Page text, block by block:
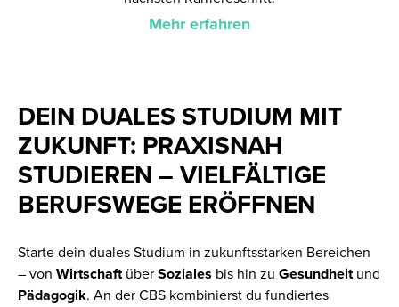
Mehr erfahren
DEIN DUALES STUDIUM MIT
ZUKUNFT: PRAXISNAH
STUDIEREN – VIELFÄLTIGE
BERUFSWEGE ERÖFFNEN
Starte dein duales Studium in zukunftsstarken Bereichen
– von Wirtschaftüber Soziales bis hin zu Gesundheitund
Pädagogik. An der CBS kombinierst du fundiertes